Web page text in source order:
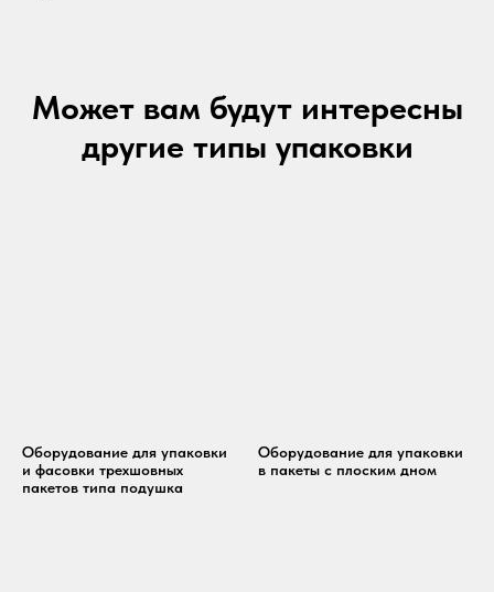
Может вам будут интересны
другие типы упаковки
Оборудование для упаковки
и фасовки трехшовных
пакетов типа подушка
Оборудование для упаковки
в пакеты с плоским дном
dongfang2309@outlook.com
+79841517880